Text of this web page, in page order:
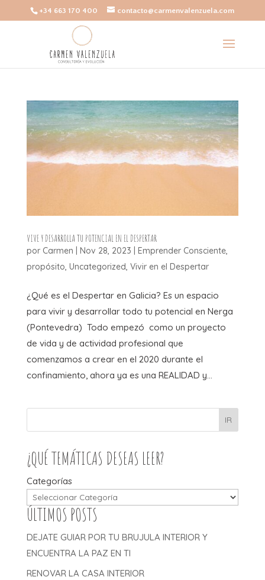
+34 663 170 400 contacto@carmenvalenzuela.com
VIVE Y DESARROLLA TU POTENCIAL EN EL DESPERTAR
por Carmen Nov 28, 2023 Emprender Consciente,
propósito, Uncategorized, Vivir en el Despertar
¿Qué es el Despertar en Galicia? Es un espacio
para vivir y desarrollar todo tu potencial en Nerga
(Pontevedra) Todo empezó como un proyecto
de vida y de actividad profesional que
comenzamos a crear en el 2020 durante el
confinamiento, ahora ya es una REALIDAD y...
IR
¿QUÉ TEMÁTICAS DESEAS LEER?
Categorías
ÚLTIMOS POSTS
DEJATE GUIAR POR TU BRUJULA INTERIOR Y
ENCUENTRA LA PAZ EN TI
RENOVAR LA CASA INTERIOR